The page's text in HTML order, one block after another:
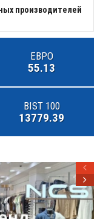
производителей
ЕВРО
55.13
BIST 100
13779.39